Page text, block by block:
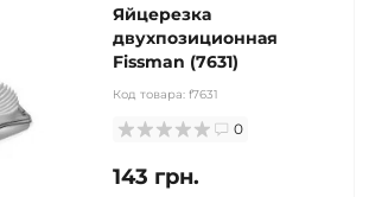
Яйцерезка
двухпозиционная
Fissman (7631)
Код товара: f7631
0
143 грн.